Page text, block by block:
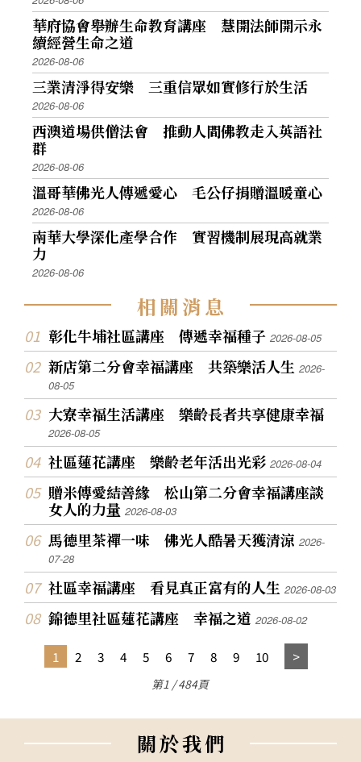
華府協會舉辦生命教育講座 慧開法師開示永
續經營生命之道
2026-08-06
三業清淨得安樂 三重信眾如實修行於生活
2026-08-06
西澳道場供僧法會 推動人間佛教走入英語社
群
2026-08-06
溫哥華佛光人傳遞愛心 毛公仔捐贈溫暖童心
2026-08-06
南華大學深化產學合作 實習機制展現高就業
力
2026-08-06
相關消息
彰化牛埔社區講座 傳遞幸福種子2026-08-05
新店第二分會幸福講座 共築樂活人生2026-
08-05
大寮幸福生活講座 樂齡長者共享健康幸福
2026-08-05
社區蓮花講座 樂齡老年活出光彩2026-08-04
贈米傳愛結善緣 松山第二分會幸福講座談
女人的力量2026-08-03
馬德里茶禪一味 佛光人酷暑天獲清涼2026-
07-28
社區幸福講座 看見真正富有的人生2026-08-03
錦德里社區蓮花講座 幸福之道2026-08-02
1 2 3 4 5 6 7 8 9 10
第1 / 484頁
關於我們